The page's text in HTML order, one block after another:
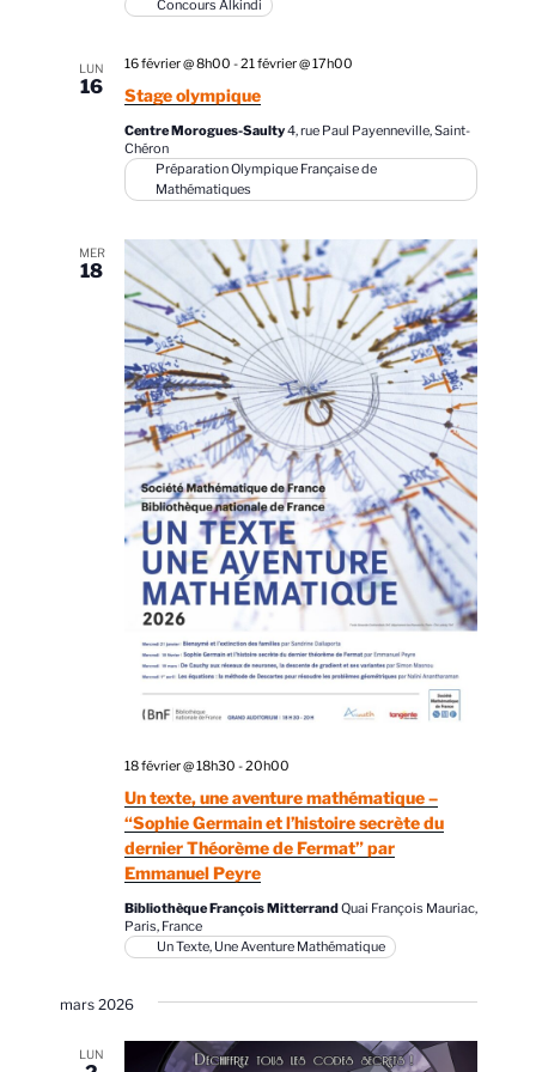
Concours Alkindi
LUN
16 Stage olympique
16 février @ 8h00 -21 février @ 17h00
Centre Morogues-Saulty4, rue Paul Payenneville, Saint-
Chéron
Préparation Olympique Française de
Mathématiques
MER
18
Un texte, une aventure mathématique –
“Sophie Germain et l’histoire secrète du
dernier Théorème de Fermat” par
Emmanuel Peyre
18 février @ 18h30 -20h00
Bibliothèque François MitterrandQuai François Mauriac,
Paris, France
Un Texte, Une Aventure Mathématique
mars 2026
LUN